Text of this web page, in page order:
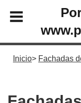
Inicio Fachadas